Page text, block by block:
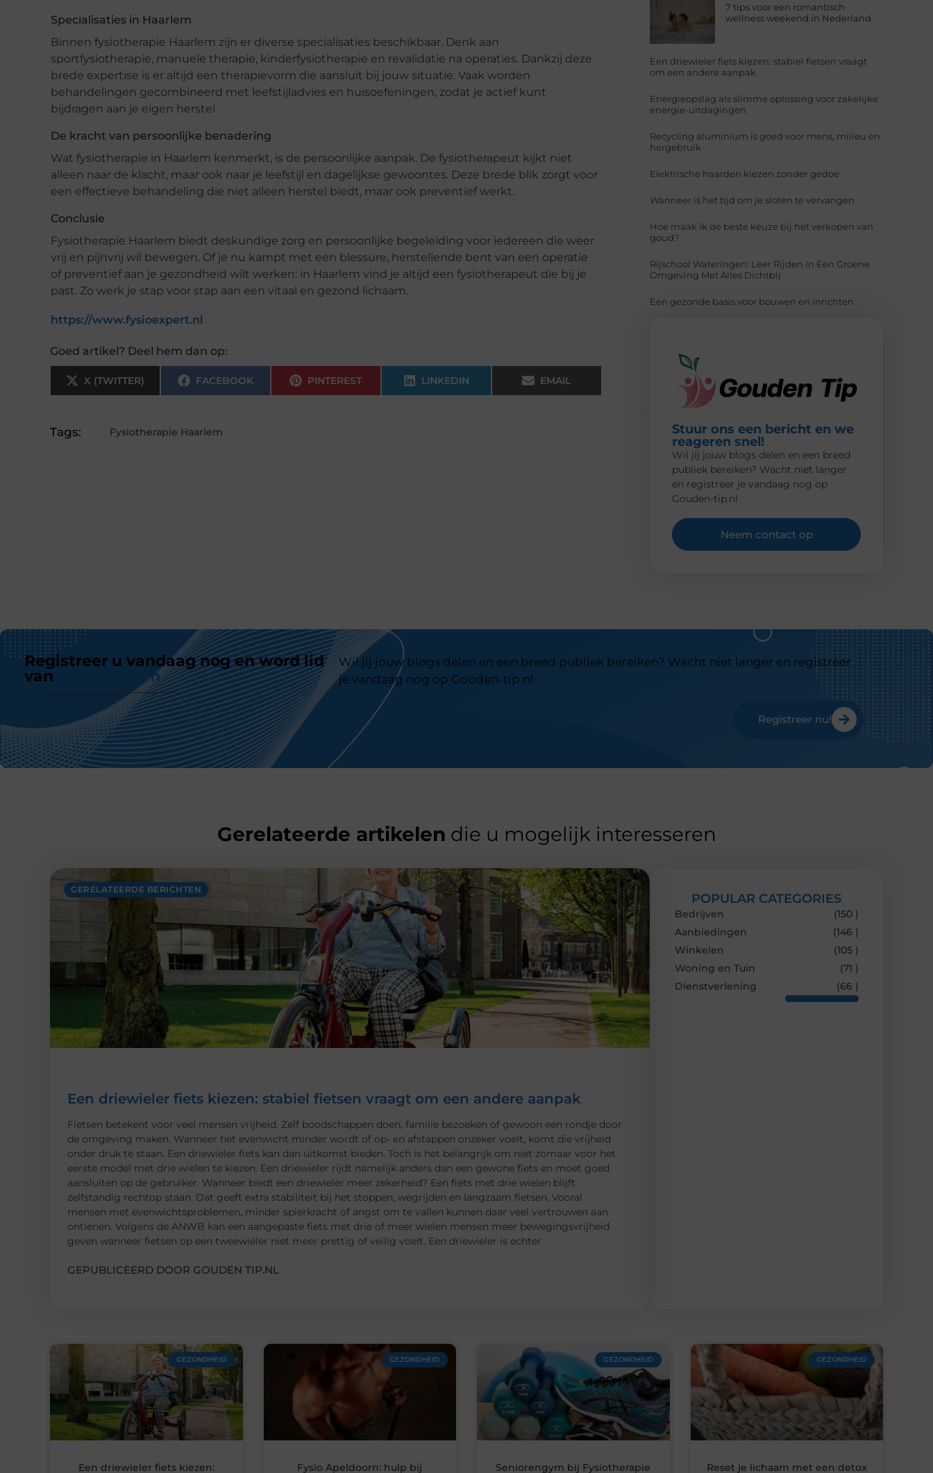
Specialisaties in Haarlem
Binnen fysiotherapie Haarlem zijn er diverse specialisaties beschikbaar. Denk aan
sportfysiotherapie, manuele therapie, kinderfysiotherapie en revalidatie na operaties. Dankzij deze
brede expertise is er altijd een therapievorm die aansluit bij jouw situatie. Vaak worden
behandelingen gecombineerd met leefstijladvies en huisoefeningen, zodat je actief kunt
bijdragen aan je eigen herstel.
De kracht van persoonlijke benadering
Wat fysiotherapie in Haarlem kenmerkt, is de persoonlijke aanpak. De fysiotherapeut kijkt niet
alleen naar de klacht, maar ook naar je leefstijl en dagelijkse gewoontes. Deze brede blik zorgt voor
een effectieve behandeling die niet alleen herstel biedt, maar ook preventief werkt.
Conclusie
Fysiotherapie Haarlem biedt deskundige zorg en persoonlijke begeleiding voor iedereen die weer
vrij en pijnvrij wil bewegen. Of je nu kampt met een blessure, herstellende bent van een operatie
of preventief aan je gezondheid wilt werken: in Haarlem vind je altijd een fysiotherapeut die bij je
past. Zo werk je stap voor stap aan een vitaal en gezond lichaam.
https://www.fysioexpert.nl
Goed artikel? Deel hem dan op:
X (TWITTER) FACEBOOK PINTEREST LINKEDIN EMAIL
Tags: Fysiotherapie Haarlem
7 tips voor een romantisch
wellness weekend in Nederland
Een driewieler fiets kiezen: stabiel fietsen vraagt
om een andere aanpak
Energieopslag als slimme oplossing voor zakelijke
energie-uitdagingen
Recycling aluminium is goed voor mens, milieu en
hergebruik
Elektrische haarden kiezen zonder gedoe
Wanneer is het tijd om je sloten te vervangen
Hoe maak ik de beste keuze bij het verkopen van
goud?
Rijschool Wateringen: Leer Rijden In Een Groene
Omgeving Met Alles Dichtbij
Een gezonde basis voor bouwen en inrichten
Stuur ons een bericht en we
reageren snel!
Wil jij jouw blogs delen en een breed
publiek bereiken? Wacht niet langer
en registreer je vandaag nog op
Gouden-tip.nl
Neem contact op
Registreer u vandaag nog en word lid
van
ons platform
Wil jij jouw blogs delen en een breed publiek bereiken? Wacht niet langer en registreer
je vandaag nog op Gouden-tip.nl
Registreer nu!
Gerelateerde artikelen die u mogelijk interesseren
GERELATEERDE BERICHTEN
Een driewieler fiets kiezen: stabiel fietsen vraagt om een andere aanpak
Fietsen betekent voor veel mensen vrijheid. Zelf boodschappen doen, familie bezoeken of gewoon een rondje door
de omgeving maken. Wanneer het evenwicht minder wordt of op- en afstappen onzeker voelt, komt die vrijheid
onder druk te staan. Een driewieler fiets kan dan uitkomst bieden. Toch is het belangrijk om niet zomaar voor het
eerste model met drie wielen te kiezen. Een driewieler rijdt namelijk anders dan een gewone fiets en moet goed
aansluiten op de gebruiker. Wanneer biedt een driewieler meer zekerheid? Een fiets met drie wielen blijft
zelfstandig rechtop staan. Dat geeft extra stabiliteit bij het stoppen, wegrijden en langzaam fietsen. Vooral
mensen met evenwichtsproblemen, minder spierkracht of angst om te vallen kunnen daar veel vertrouwen aan
ontlenen. Volgens de ANWB kan een aangepaste fiets met drie of meer wielen mensen meer bewegingsvrijheid
geven wanneer fietsen op een tweewieler niet meer prettig of veilig voelt. Een driewieler is echter
GEPUBLICEERD DOOR GOUDEN TIP.NL
POPULAR CATEGORIES
Bedrijven
(150 )
Aanbiedingen
(146 )
Winkelen
(105 )
Woning en Tuin
(71 )
Dienstverlening
(66 )
GEZONDHEID
Een driewieler fiets kiezen:
GEZONDHEID
Fysio Apeldoorn: hulp bij
GEZONDHEID
Seniorengym bij Fysiotherapie
GEZONDHEID
Reset je lichaam met een detox